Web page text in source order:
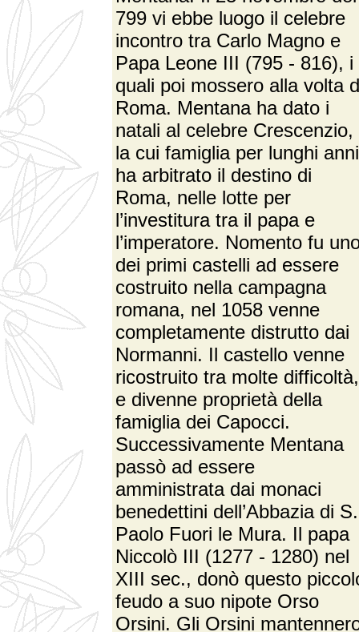
799 vi ebbe luogo il celebre
incontro tra Carlo Magno e
Papa Leone III (795 - 816), i
quali poi mossero alla volta
Roma. Mentana ha dato i
natali al celebre Crescenzio,
la cui famiglia per lunghi anni
ha arbitrato il destino di
Roma, nelle lotte per
l’investitura tra il papa e
l’imperatore. Nomento fu
dei primi castelli ad essere
costruito nella campagna
romana, nel 1058 venne
completamente distrutto dai
Normanni. Il castello venne
ricostruito tra molte difficoltà,
e divenne proprietà della
famiglia dei Capocci.
Successivamente Mentana
passò ad essere
amministrata dai monaci
benedettini dell’Abbazia di S.
Paolo Fuori le Mura. Il papa
Niccolò III (1277 - 1280) nel
XIII sec., donò questo
feudo a suo nipote Orso
Orsini. Gli Orsini